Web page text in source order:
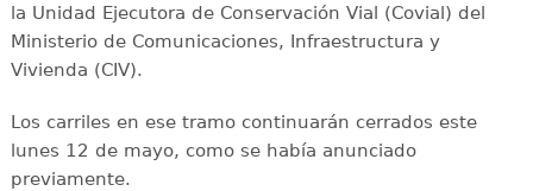
la Unidad Ejecutora de Conservación Vial (Covial) del
Ministerio de Comunicaciones, Infraestructura y
Vivienda (CIV).
Los carriles en ese tramo continuarán cerrados este
lunes 12 de mayo, como se había anunciado
previamente.